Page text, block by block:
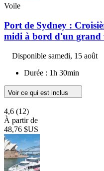
Voile
Port de Sydney :
midi à bord d'un grand
Disponible samedi, 15 août
Durée : 1h 30min
Voir ce qui est inclus
4,6 (12)
À partir de
48,76 $US